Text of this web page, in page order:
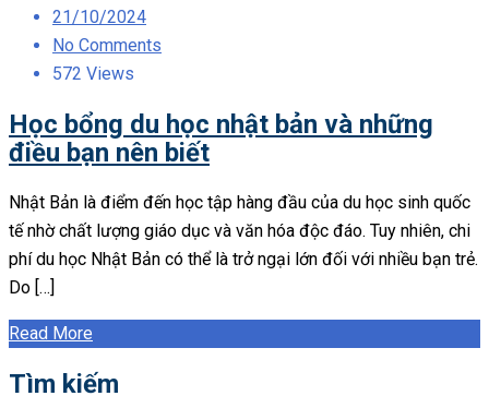
Posted
on
21/10/2024
No Comments
572 Views
Học bổng du học nhật bản và những
điều bạn nên biết
Nhật Bản là điểm đến học tập hàng đầu của du học sinh quốc
tế nhờ chất lượng giáo dục và văn hóa độc đáo. Tuy nhiên, chi
phí du học Nhật Bản có thể là trở ngại lớn đối với nhiều bạn trẻ.
Do […]
Read More
Tìm kiếm